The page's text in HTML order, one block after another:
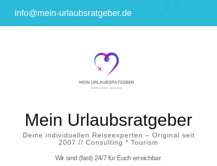
info@mein-urlaubsratgeber.de
Mein Urlaubsratgeber
Deine individuellen Reiseexperten – Original seit
2007 // Consulting * Tourism
Wir sind (fast) 24/7 für Euch erreichbar.